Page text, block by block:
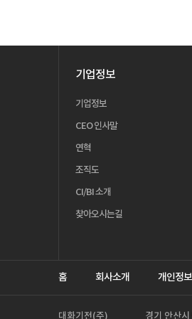
기업정보
기업정보
CEO 인사말
연혁
조직도
CI/BI 소개
찾아오시는길
홈 회사소개 개인정
대화기전(주) 경기 안산